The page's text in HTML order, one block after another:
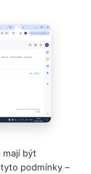
mají být
podmínky –